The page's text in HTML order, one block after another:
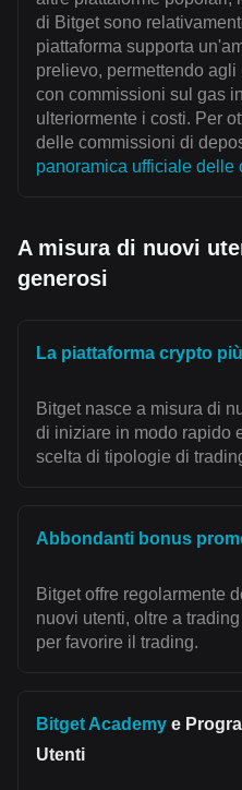
di Bitget sono
piattaforma supporta
prelievo, permettendo
con commissioni sul gas
ulteriormente i costi. Per
delle commissioni di
panoramica ufficiale delle
A misura di nuovi
generosi
La piattaforma crypto
Bitget nasce a misura di
di iniziare in modo rapido
scelta di tipologie di
Abbondanti bonus
Bitget offre regolarmente
nuovi utenti, oltre a
per favorire il trading.
Bitget Academy e
Utenti